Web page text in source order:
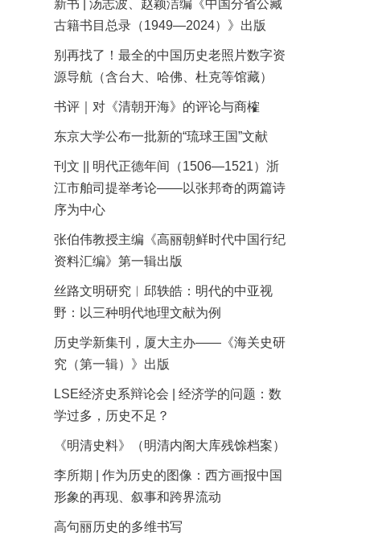
新书 | 汤志波、赵颖洁编《中国分省公藏
古籍书目总录（1949—2024）》出版
别再找了！最全的中国历史老照片数字资
源导航（含台大、哈佛、杜克等馆藏）
书评｜对《清朝开海》的评论与商榷
东京大学公布一批新的“琉球王国”文献
刊文 || 明代正德年间（1506—1521）浙
江市舶司提举考论——以张邦奇的两篇诗
序为中心
张伯伟教授主编《高丽朝鲜时代中国行纪
资料汇编》第一辑出版
丝路文明研究︱邱轶皓：明代的中亚视
野：以三种明代地理文献为例
历史学新集刊，厦大主办——《海关史研
究（第一辑）》出版
LSE经济史系辩论会 | 经济学的问题：数
学过多，历史不足？
《明清史料》（明清内阁大库残馀档案）
李所期 | 作为历史的图像：西方画报中国
形象的再现、叙事和跨界流动
高句丽历史的多维书写